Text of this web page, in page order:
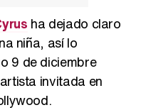
ha dejado claro
niña, así lo
9 de diciembre
invitada en